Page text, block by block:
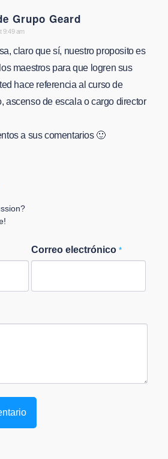
Grupo Geard
9:49 am
claro que sí, nuestro proposito es
maestros para que logren sus
hace referencia al curso de
ascenso de escala o cargo director
a sus comentarios 🙂
Correo electrónico*